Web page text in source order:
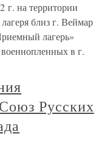
г. на территории
близ г. Веймар
лагерь»
в г.
Русских